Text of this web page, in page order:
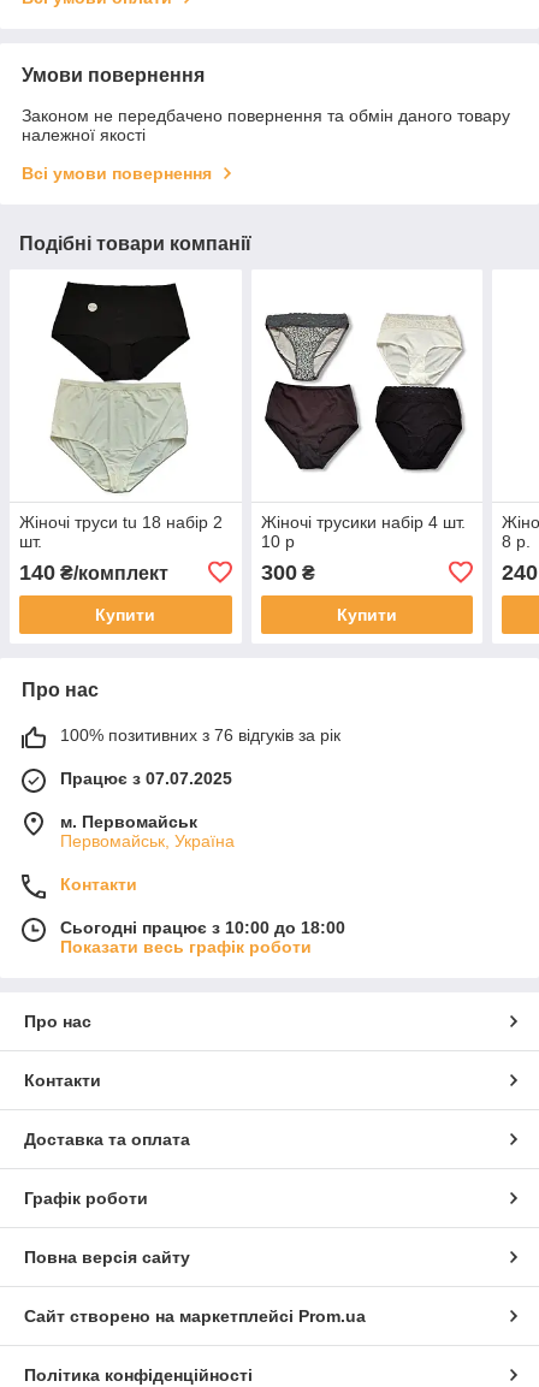
Умови повернення
Законом не передбачено повернення та обмін даного товару
належної якості
Всі умови повернення
Подібні товари компанії
Жіночі труси tu 18 набір 2
шт.
140 ₴/комплект
Купити
Жіночі трусики набір 4 шт.
10 р
300₴
Купити
8 р.
240
Про нас
100% позитивних з 76 відгуків за рік
Працює з 07.07.2025
м. Первомайськ
Первомайськ, Україна
Контакти
Сьогодні працює з 10:00 до 18:00
Показати весь графік роботи
Про нас
Контакти
Доставка та оплата
Графік роботи
Повна версія сайту
Сайт створено на маркетплейсі Prom.ua
Політика конфіденційності